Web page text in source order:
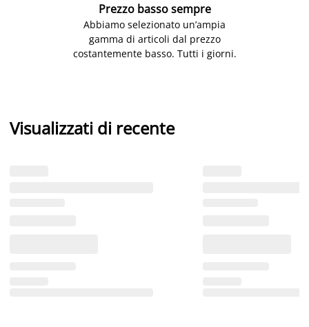
Prezzo basso sempre
Abbiamo selezionato un’ampia
gamma di articoli dal prezzo
costantemente basso. Tutti i giorni.
Visualizzati di recente